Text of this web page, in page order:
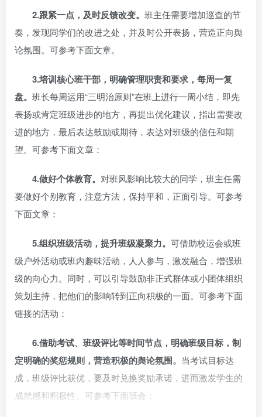
2.跟紧一点，及时反馈改变。 班主任需要增加巡查的节
奏，发现同学们的改进之处，并及时公开表扬，营造正向舆
论氛围。可参考下面文章。
3.培训核心班干部，明确管理职责和要求，每周一复
盘。 班长每周运用“三明治原则”在班上进行一周小结，即先‌
表扬或肯定班级进步的地方，再提出优化建议，指出需要改
进的地方，最后表达‌鼓励或期待，表达对班级的信任和期
望。可参考下面文章：
4.做好个体教育。 对班风影响比较大的同学，班主任需
要做好个别教育，注意方法，保持平和，正面引导。可参考
下面文章：
5.组织班级活动，提升班级凝聚力。 可借助校运会或班
级户外活动或班内趣味活动，人人参与，激发融合，增强班
级的向心力。同时，可以引导鼓励非正式群体或小团体组织
策划主持，把他们的影响转到正向积极的一面。可参考下面
链接的活动：
6.借助考试、班级评比等时间节点，明确班级目标，制
定明确的奖惩规则，营造积极的舆论氛围。 当考试目标达
成，班级评比获优，要及时兑换奖励承诺，进而激发学生的
成就感和积极性。可参考下面班会：